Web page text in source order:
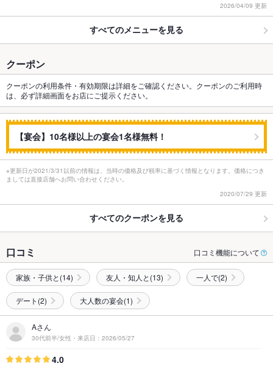
2026/04/09 更新
すべてのメニューを見る
クーポン
クーポンの利用条件・有効期限は詳細をご確認ください。クーポンのご利用時
は、必ず詳細画面をお店にご提示ください。
【宴会】10名様以上の宴会1名様無料！
※更新日が2021/3/31以前の情報は、当時の価格及び税率に基づく情報となります。価格につき
ましては直接店舗へお問い合わせください。
2020/07/29 更新
すべてのクーポンを見る
口コミ 口コミ機能について
家族・子供と(14) 友人・知人と(13) 一人で(2)
デート(2) 大人数の宴会(1)
Aさん
30代前半/女性・来店日：2026/05/27
4.0